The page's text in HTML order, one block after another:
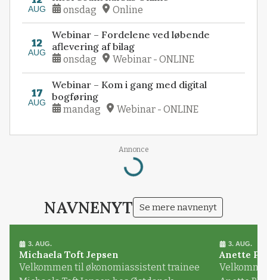
AUG onsdag Online
12
AUG
Webinar – Fordelene ved løbende
aflevering af bilag
onsdag Webinar - ONLINE
17
AUG
Webinar – Kom i gang med digital
bogføring
mandag Webinar - ONLINE
Annonce
Loading...
NAVNENYT Se mere navnenyt
3. AUG.
Michaela Toft Jepsen
Velkommen til økonomiassistent trainee
3. AUG.
Anette